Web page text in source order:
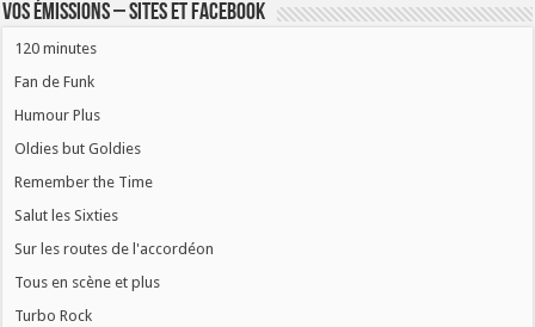
Vos émissions – Sites et Facebook
120 minutes
Fan de Funk
Humour Plus
Oldies but Goldies
Remember the Time
Salut les Sixties
Sur les routes de l'accordéon
Tous en scène et plus
Turbo Rock